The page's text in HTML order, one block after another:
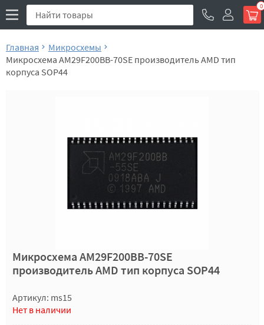
0
Главная
Микросхемы
Микросхема AM29F200BB-70SE производитель AMD тип
корпуса SOP44
Микросхема AM29F200BB-70SE
производитель AMD тип корпуса SOP44
Артикул: ms15
Нет в наличии